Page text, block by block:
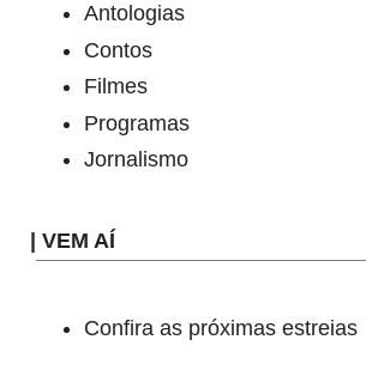
Antologias
Contos
Filmes
Programas
Jornalismo
| VEM AÍ
Confira as próximas estreias